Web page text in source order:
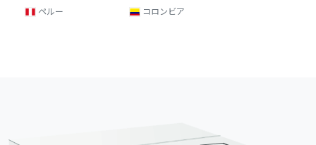
ペルー コロンビア